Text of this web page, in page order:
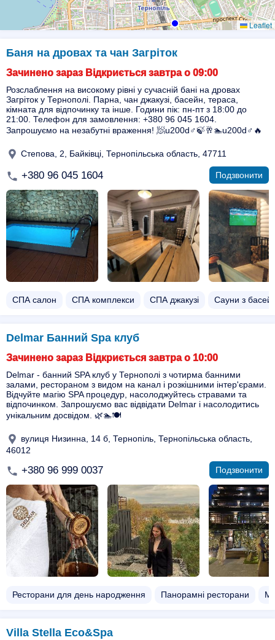
Leaflet
Баня на дровах та чан Загріток
Зачинено зараз Відкриється завтра о 09:00
Розслаблення на високому рівні у сучасній бані на дровах
Загріток у Тернополі. Парна, чан джакузі, басейн, тераса,
кімната для відпочинку та інше. Години пік: пн-пт з 18:00 до
21:00. Телефон для замовлення: +380 96 045 1604.
Запрошуємо на незабутні враження! 🧖u200d♂️🍃🥂🏊u200d♂️🔥
Степова, 2, Байківці, Тернопільська область, 47711
+380 96 045 1604 Подзвонити
СПА салон СПА комплекси СПА джакузі Сауни з
Delmаr Банний Spa клуб
Зачинено зараз Відкриється завтра о 10:00
Delmar - банний SPA клуб у Тернополі з чотирма банними
залами, рестораном з видом на канал і розкішними інтер'єрами.
Відчуйте магію SPA процедур, насолоджуйтесь стравами та
відпочинком. Запрошуємо вас відвідати Delmar і насолодитись
унікальним досвідом. 🌿🏊🍽️
вулиця Низинна, 14 б, Тернопіль, Тернопільська область,
46012
+380 96 999 0037 Подзвонити
Ресторани для день народження Панорамні ресторани
Villa Stella Eco&Spa